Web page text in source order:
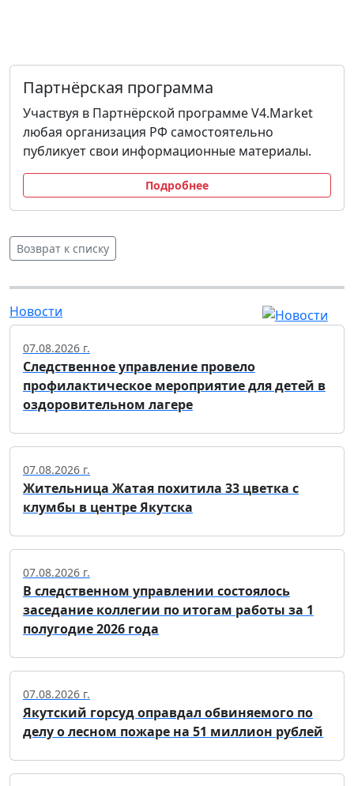
Партнёрская программа
Участвуя в Партнёрской программе V4.Market
любая организация РФ самостоятельно
публикует свои информационные материалы.
Подробнее
Возврат к списку
Новости
07.08.2026 г.
Следственное управление провело
профилактическое мероприятие для детей в
оздоровительном лагере
07.08.2026 г.
Жительница Жатая похитила 33 цветка с
клумбы в центре Якутска
07.08.2026 г.
В следственном управлении состоялось
заседание коллегии по итогам работы за 1
полугодие 2026 года
07.08.2026 г.
Якутский горсуд оправдал обвиняемого по
делу о лесном пожаре на 51 миллион рублей